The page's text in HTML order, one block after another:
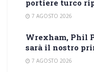
portiere turco
7 AGOSTO 2026
Wrexham, Phil
sarà il nostro
7 AGOSTO 2026